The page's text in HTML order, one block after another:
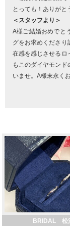
とっても！ありがと
＜スタッフより＞
A様ご結婚おめでと
グをお求めくださり
在感を感じさせるロ
もこのダイヤモンド
いませ。A様末永く
BRIDAL 松